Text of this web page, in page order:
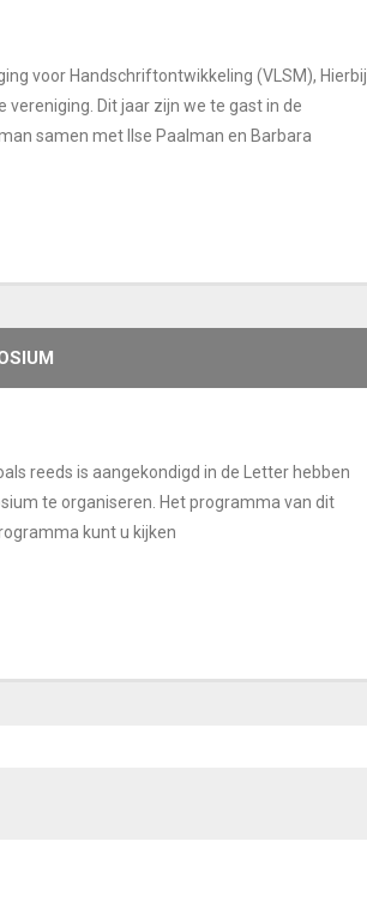
voor Handschriftontwikkeling (VLSM), Hierbij
Dit jaar zijn we te gast in de
samen met Ilse Paalman en Barbara
reeds is aangekondigd in de Letter hebben
te organiseren. Het programma van dit
kunt u kijken